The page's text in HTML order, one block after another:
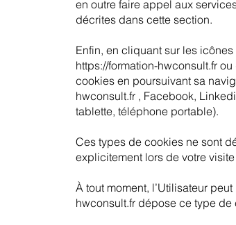
en outre faire appel aux
décrites dans cette section.
Enfin, en cliquant sur les
https://formation-hwconsult.fr ou
cookies en poursuivant sa
hwconsult.fr , Facebook,
tablette, téléphone portable).
Ces types de cookies ne sont
explicitement lors de votre
À tout moment, l’Utilisateur
hwconsult.fr dépose ce type de